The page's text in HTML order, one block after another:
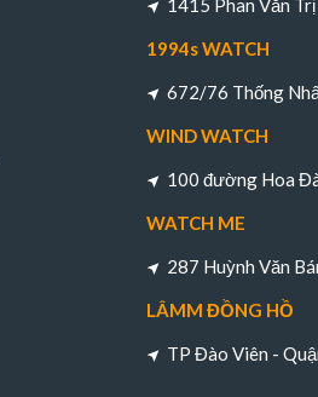
1415 Phan Văn
1994s WATCH
672/76 Thống
WIND WATCH
100 đường Hoa
WATCH ME
287 Huỳnh Văn
LÂMM ĐỒNG HỒ
TP Đào Viên -